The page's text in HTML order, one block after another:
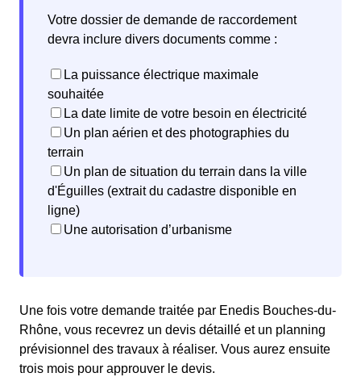
Votre dossier de demande de raccordement
devra inclure divers documents comme :
La puissance électrique maximale
souhaitée
La date limite de votre besoin en électricité
Un plan aérien et des photographies du
terrain
Un plan de situation du terrain dans la ville
d'Éguilles (extrait du cadastre disponible en
ligne)
Une autorisation d’urbanisme
Une fois votre demande traitée par Enedis Bouches-du-
Rhône, vous recevrez un devis détaillé et un planning
prévisionnel des travaux à réaliser. Vous aurez ensuite
trois mois pour approuver le devis.